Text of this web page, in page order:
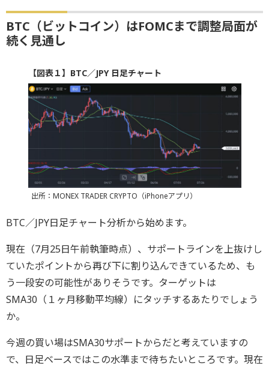
BTC（ビットコイン）はFOMCまで調整局面が
続く見通し
【図表１】BTC／JPY 日足チャート
出所：MONEX TRADER CRYPTO（iPhoneアプリ）
BTC／JPY日足チャート分析から始めます。
現在（7月25日午前執筆時点）、サポートラインを上抜けし
ていたポイントから再び下に割り込んできているため、も
う一段安の可能性がありそうです。ターゲットは
SMA30（１ヶ月移動平均線）にタッチするあたりでしょう
か。
今週の買い場はSMA30サポートからだと考えていますの
で、日足ベースではこの水準まで待ちたいところです。現在